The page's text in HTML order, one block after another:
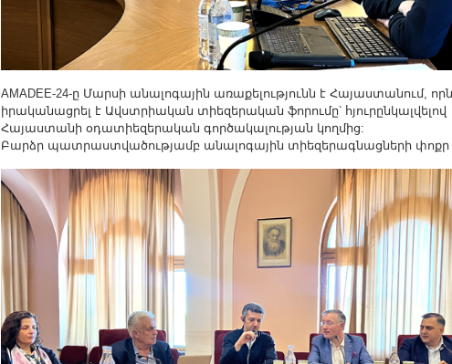
AMADEE-24-ը Մարսի անալոգային առաքելությունն է Հայաստանում, որն
իրականացրել է Ավստրիական տիեզերական ֆորումը՝ հյուրընկալվելով
Հայաստանի օդատիեզերական գործակալության կողմից:
Բարձր պատրաստվածությամբ անալոգային տիեզերագնացների փոքր